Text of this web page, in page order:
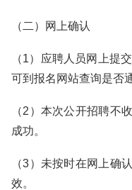
（二）网上确认
（1）应聘人员网上提
可到报名网站查询是否
（2）本次公开招聘不
成功。
（3）未按时在网上确
效。